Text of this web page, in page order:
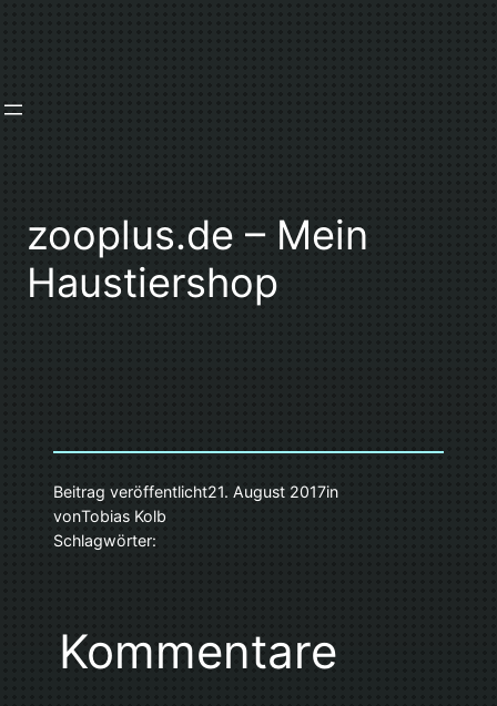
zooplus.de – Mein
Haustiershop
Beitrag veröffentlicht21. August 2017in
vonTobias Kolb
Schlagwörter:
Kommentare